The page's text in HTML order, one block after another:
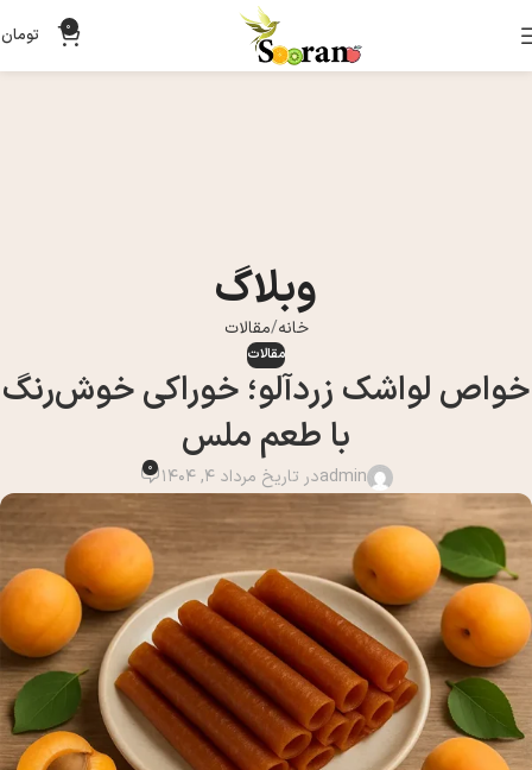
0 تومان
وبلاگ
خانه مقالات
مقالات
خواص لواشک زردآلو؛ خوراکی خوش‌رنگ
با طعم ملس
adminدر تاریخ مرداد 4, 1404 0